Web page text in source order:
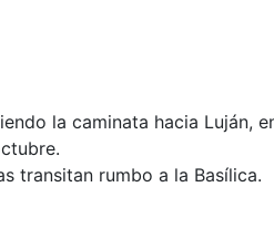
la caminata hacia Luján,
transitan rumbo a la Basílica.